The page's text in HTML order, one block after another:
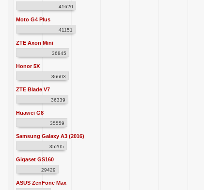
41620
Moto G4 Plus
41151
ZTE Axon Mini
36845
Honor 5X
36603
ZTE Blade V7
36339
Huawei G8
35559
Samsung Galaxy A3 (2016)
35205
Gigaset GS160
29429
ASUS ZenFone Max